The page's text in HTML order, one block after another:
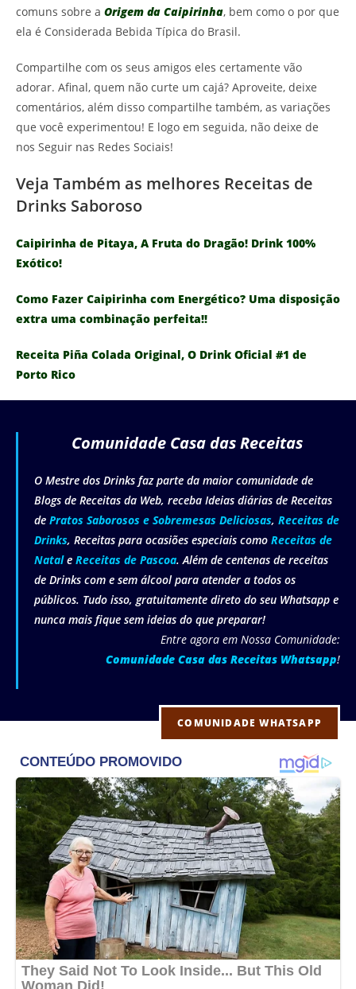
comuns sobre a Origem da Caipirinha, bem como o por que
ela é Considerada Bebida Típica do Brasil.
Compartilhe com os seus amigos eles certamente vão
adorar. Afinal, quem não curte um cajá? Aproveite, deixe
comentários, além disso compartilhe também, as variações
que você experimentou! E logo em seguida, não deixe de
nos Seguir nas Redes Sociais!
Veja Também as melhores Receitas de
Drinks Saboroso
Caipirinha de Pitaya, A Fruta do Dragão! Drink 100%
Exótico!
Como Fazer Caipirinha com Energético? Uma disposição
extra uma combinação perfeita!!
Receita Piña Colada Original, O Drink Oficial #1 de
Porto Rico
Comunidade Casa das Receitas
O Mestre dos Drinks faz parte da maior comunidade de
Blogs de Receitas da Web, receba Ideias diárias de Receitas
de Pratos Saborosos e Sobremesas Deliciosas, Receitas de
Drinks, Receitas para ocasiões especiais como Receitas de
Natale Receitas de Pascoa. Além de centenas de receitas
de Drinks com e sem álcool para atender a todos os
públicos. Tudo isso, gratuitamente direto do seu Whatsapp e
nunca mais fique sem ideias do que preparar!
Entre agora em Nossa Comunidade:
Comunidade Casa das Receitas Whatsapp!
COMUNIDADE WHATSAPP